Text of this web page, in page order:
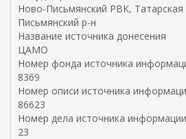
Ново-Письмянский РВК,
Письмянский р-н
Название источника донесения
ЦАМО
Номер фонда источника
8369
Номер описи источника
86623
Номер дела источника информации
23